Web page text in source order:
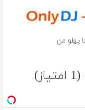
پهلو من